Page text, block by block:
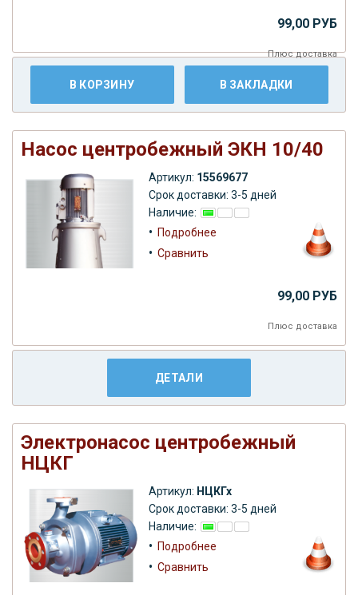
99,00 РУБ
Плюсдоставка
В КОРЗИНУ В ЗАКЛАДКИ
Насос центробежный ЭКН 10/40
Артикул: 15569677
Срок доставки: 3-5 дней
Наличие:
• Подробнее
• Сравнить
99,00 РУБ
Плюс доставка
ДЕТАЛИ
Электронасос центробежный
НЦКГ
Артикул: НЦКГх
Срок доставки: 3-5 дней
Наличие:
• Подробнее
• Сравнить